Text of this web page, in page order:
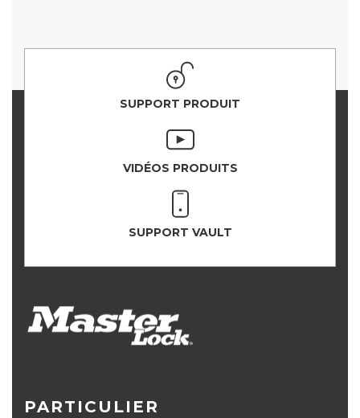
SUPPORT PRODUIT
VIDÉOS PRODUITS
SUPPORT VAULT
PARTICULIER